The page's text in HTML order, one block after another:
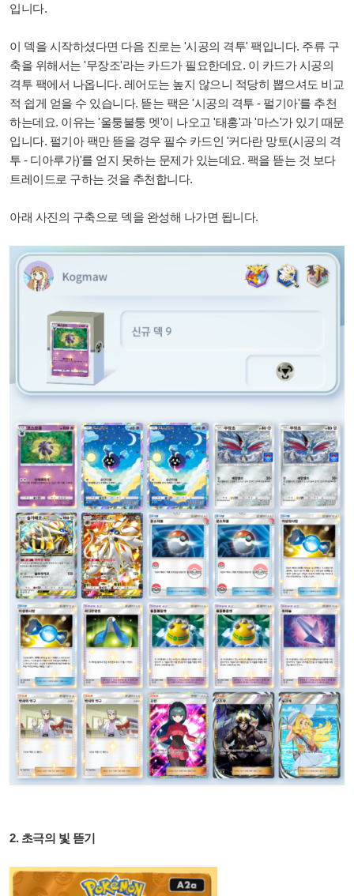
입니다.
이 덱을 시작하셨다면 다음 진로는 '시공의 격투' 팩입니다. 주류 구
축을 위해서는 '무장조'라는 카드가 필요한데요. 이 카드가 시공의
격투 팩에서 나옵니다. 레어도는 높지 않으니 적당히 뽑으셔도 비교
적 쉽게 얻을 수 있습니다. 뜯는 팩은 '시공의 격투 - 펄기아'를 추천
하는데요. 이유는 '울퉁불퉁 멧'이 나오고 '태홍'과 '마스'가 있기 때문
입니다. 펄기아 팩만 뜯을 경우 필수 카드인 '커다란 망토(시공의 격
투 - 디아루가)'를 얻지 못하는 문제가 있는데요. 팩을 뜯는 것 보다
트레이드로 구하는 것을 추천합니다.
아래 사진의 구축으로 덱을 완성해 나가면 됩니다.
2. 초극의 빛 뜯기